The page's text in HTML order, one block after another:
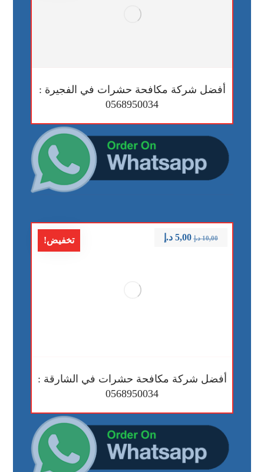
أفضل شركة مكافحة حشرات في الفجيرة :
0568950034
تخفيض!
أفضل شركة مكافحة حشرات في الشارقة :
0568950034
10,00 د.إ 5,00 د.إ